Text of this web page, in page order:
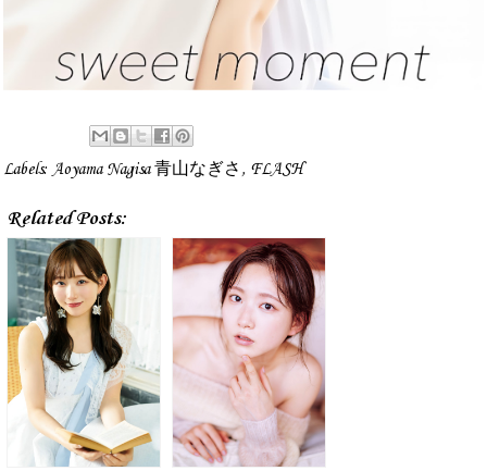
Labels: Aoyama Nagisa 青山なぎさ , FLASH
Related Posts: